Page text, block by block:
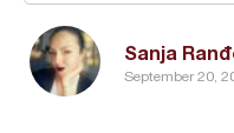
Sanja
September 20,